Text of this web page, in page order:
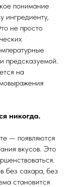
понимание
ингредиенту,
не просто
предсказуемой.
на
никогда.
— появляются
вкусов. Это
без сахара, без
становится